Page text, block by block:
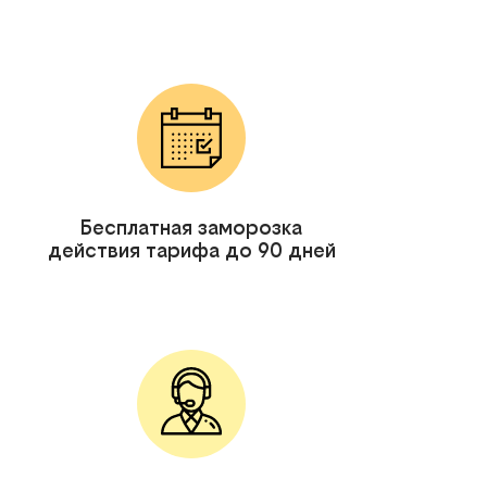
Бесплатная заморозка
действия тарифа до 90 дней